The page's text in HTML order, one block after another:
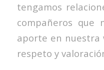
tengamos
compañeros que
aporte en nuestra
respeto y